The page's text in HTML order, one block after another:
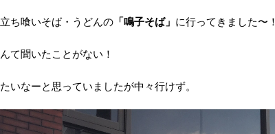
ち喰いそば・うどんの 「鳴子そば」 に行ってきました〜！
て聞いたことがない！
いなーと思っていましたが中々行けず。